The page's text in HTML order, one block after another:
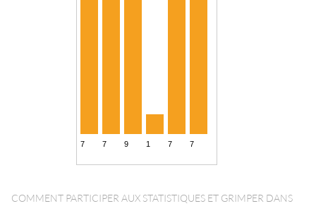
COMMENT PARTICIPER AUX STATISTIQUES ET GRIMPER DANS